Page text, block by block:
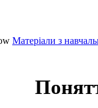
Матеріали з